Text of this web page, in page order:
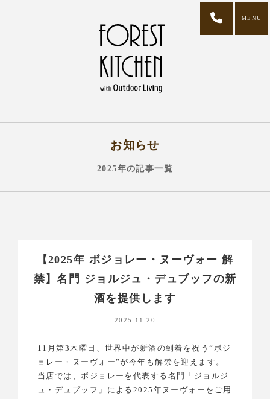
MENU
お知らせ
2025年の記事一覧
【2025年 ボジョレー・ヌーヴォー 解
禁】名門 ジョルジュ・デュブッフの新
酒を提供します
2025.11.20
11月第3木曜日、世界中が新酒の到着を祝う“ボジ
ョレー・ヌーヴォー”が今年も解禁を迎えます。
当店では、ボジョレーを代表する名門「ジョルジ
ュ・デュブッフ」による2025年ヌーヴォーをご用